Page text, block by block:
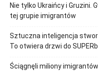
Nie tylko Ukraińcy i Gruzini.
tej grupie imigrantów
Sztuczna inteligencja
To otwiera drzwi do
Ściągnęli miliony